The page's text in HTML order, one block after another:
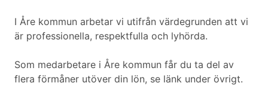
I Åre kommun arbetar vi utifrån värdegrunden att vi
är professionella, respektfulla och lyhörda.
Som medarbetare i Åre kommun får du ta del av
flera förmåner utöver din lön, se länk under övrigt.